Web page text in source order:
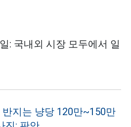
: 국내외 시장 모두에서 일